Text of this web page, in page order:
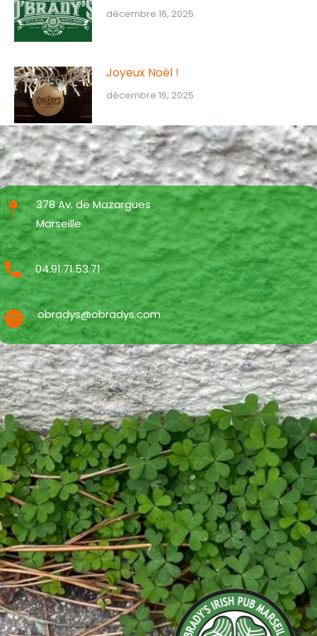
décembre 16, 2025
Joyeux Noël !
décembre 16, 2025
378 Av. de Mazargues
Marseille
04.91.71.53.71
obradys@obradys.com